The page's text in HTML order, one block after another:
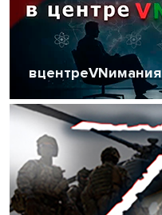
вцентреVNимания